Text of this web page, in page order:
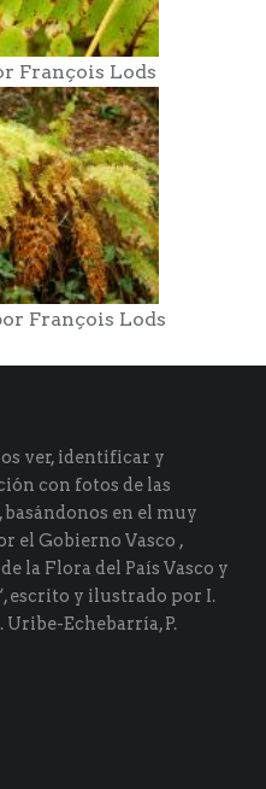
François Lods
François Lods
ver, identificar y
con fotos de las
en el muy
el Gobierno Vasco ,
la Flora del País Vasco y
escrito y ilustrado por I.
Uribe-Echebarría, P.